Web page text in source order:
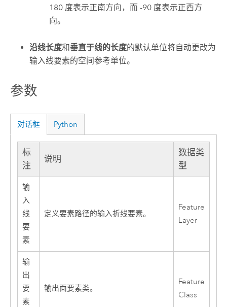
180 度表示正南方向，而 -90 度表示正西方
向。
沿线长度和垂直于线的长度的默认单位将自动更改为
输入线要素的空间参考单位。
参数
对话框 Python
标
注
说明
数据类
型
输
入
线
要
素
定义要素路径的输入折线要素。
Feature
Layer
输
出
要
素
输出面要素类。
Feature
Class